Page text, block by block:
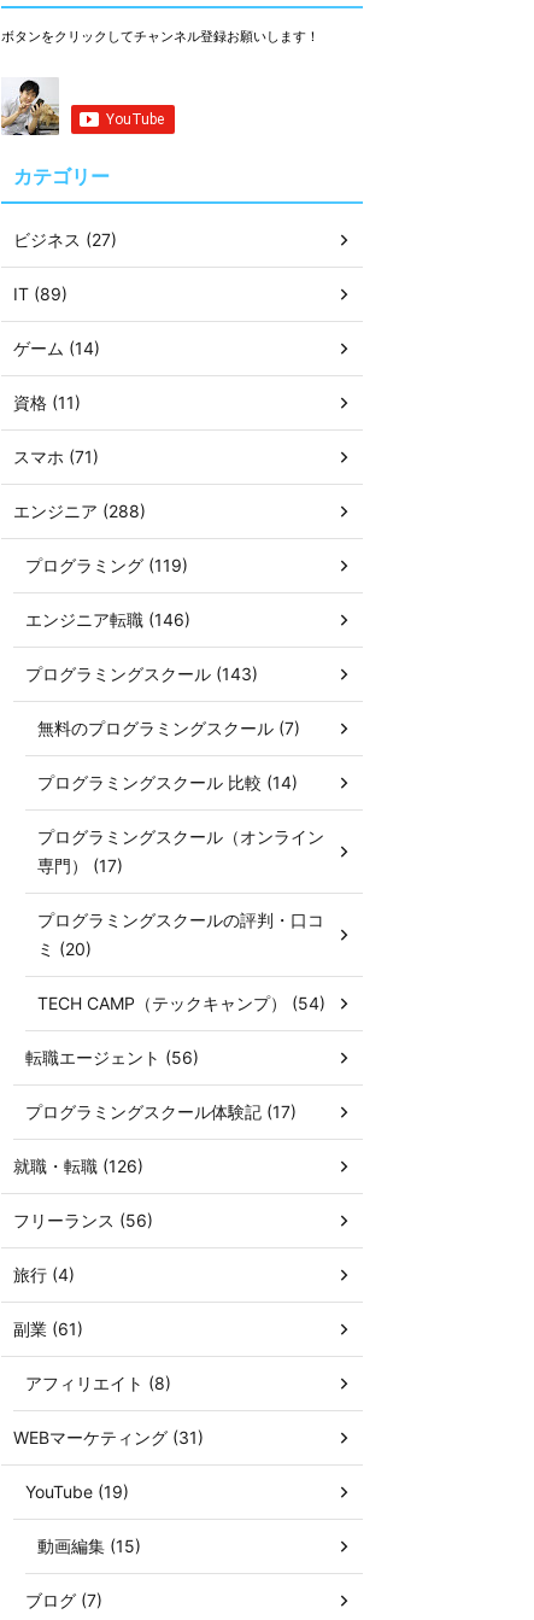
ボタンをクリックしてチャンネル登録お願いします！
カテゴリー
ビジネス (27)
IT (89)
ゲーム (14)
資格 (11)
スマホ (71)
エンジニア (288)
プログラミング (119)
エンジニア転職 (146)
プログラミングスクール (143)
無料のプログラミングスクール (7)
プログラミングスクール 比較 (14)
プログラミングスクール（オンライン
専門） (17)
プログラミングスクールの評判・口コ
ミ (20)
TECH CAMP（テックキャンプ） (54)
転職エージェント (56)
プログラミングスクール体験記 (17)
就職・転職 (126)
フリーランス (56)
旅行 (4)
副業 (61)
アフィリエイト (8)
WEBマーケティング (31)
YouTube (19)
動画編集 (15)
ブログ (7)